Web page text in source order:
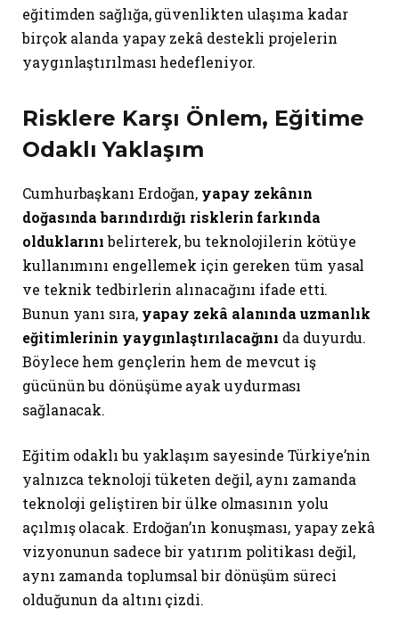
eğitimden sağlığa, güvenlikten ulaşıma kadar
birçok alanda yapay zekâ destekli projelerin
yaygınlaştırılması hedefleniyor.
Risklere Karşı Önlem, Eğitime
Odaklı Yaklaşım
Cumhurbaşkanı Erdoğan, yapay zekânın
doğasında barındırdığı risklerin farkında
olduklarınıbelirterek, bu teknolojilerin kötüye
kullanımını engellemek için gereken tüm yasal
ve teknik tedbirlerin alınacağını ifade etti.
Bunun yanı sıra, yapay zekâ alanında uzmanlık
eğitimlerinin yaygınlaştırılacağını da duyurdu.
Böylece hem gençlerin hem de mevcut iş
gücünün bu dönüşüme ayak uydurması
sağlanacak.
Eğitim odaklı bu yaklaşım sayesinde Türkiye’nin
yalnızca teknoloji tüketen değil, aynı zamanda
teknoloji geliştiren bir ülke olmasının yolu
açılmış olacak. Erdoğan’ın konuşması, yapay zekâ
vizyonunun sadece bir yatırım politikası değil,
aynı zamanda toplumsal bir dönüşüm süreci
olduğunun da altını çizdi.